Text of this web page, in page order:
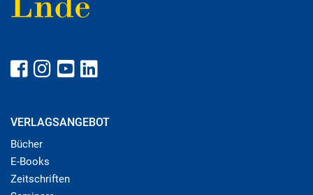
VERLAGSANGEBOT
Bücher
E-Books
Zeitschriften